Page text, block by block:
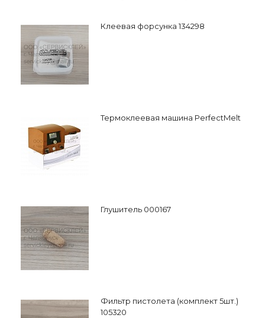
Клеевая форсунка 134298
Термоклеевая машина PerfectMelt
Глушитель 000167
Фильтр пистолета (комплект 5шт.)
105320